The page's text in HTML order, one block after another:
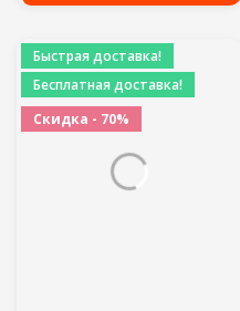
Быстрая доставка!
Бесплатная доставка!
Скидка - 70%